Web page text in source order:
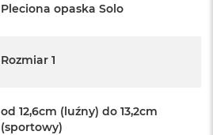
Pleciona opaska Solo
Rozmiar 1
od 12,6cm (luźny) do 13,2cm
(sportowy)